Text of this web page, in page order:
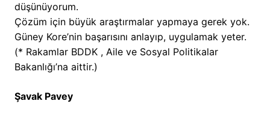
düşünüyorum.
Çözüm için büyük araştırmalar yapmaya gerek yok.
Güney Kore’nin başarısını anlayıp, uygulamak yeter.
(* Rakamlar BDDK , Aile ve Sosyal Politikalar
Bakanlığı’na aittir.)
Şavak Pavey